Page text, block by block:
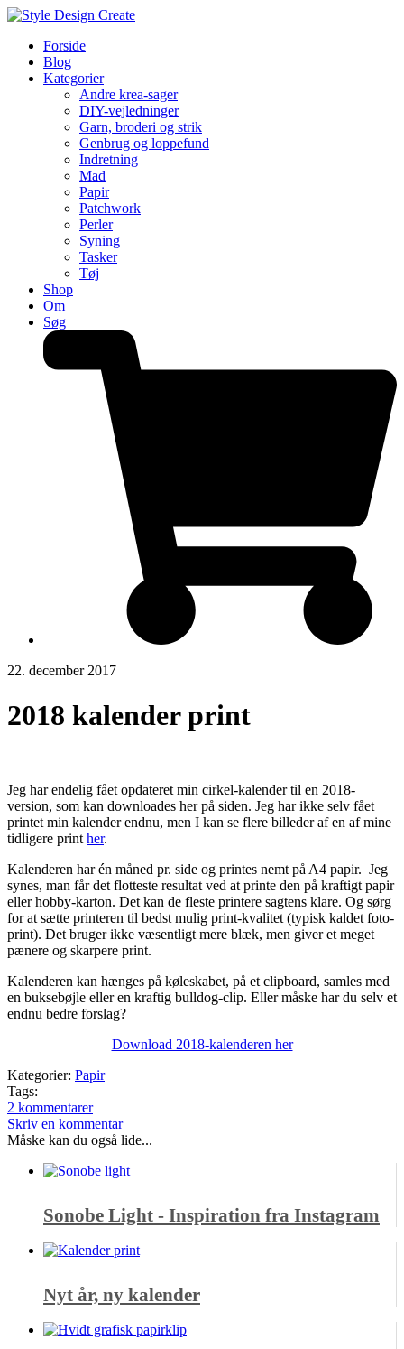
Forside
Blog
Kategorier
Andre krea-sager
DIY-vejledninger
Garn, broderi og strik
Genbrug og loppefund
Indretning
Mad
Papir
Patchwork
Perler
Syning
Tasker
Tøj
Shop
Om
Søg
22. december 2017
2018 kalender print
Jeg har endelig fået opdateret min cirkel-kalender til en 2018-
version, som kan downloades her på siden. Jeg har ikke selv fået
printet min kalender endnu, men I kan se flere billeder af en af mine
tidligere print her.
Kalenderen har én måned pr. side og printes nemt på A4 papir. Jeg
synes, man får det flotteste resultat ved at printe den på kraftigt papir
eller hobby-karton. Det kan de fleste printere sagtens klare. Og sørg
for at sætte printeren til bedst mulig print-kvalitet (typisk kaldet foto-
print). Det bruger ikke væsentligt mere blæk, men giver et meget
pænere og skarpere print.
Kalenderen kan hænges på køleskabet, på et clipboard, samles med
en buksebøjle eller en kraftig bulldog-clip. Eller måske har du selv et
endnu bedre forslag?
Download 2018-kalenderen her
Kategorier: Papir
Tags:
2 kommentarer
Skriv en kommentar
Måske kan du også lide...
Sonobe Light - Inspiration fra Instagram
Nyt år, ny kalender